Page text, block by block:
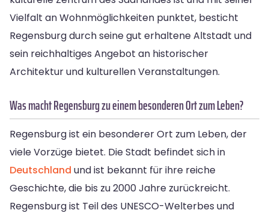
Vielfalt an Wohnmöglichkeiten punktet, besticht
Regensburg durch seine gut erhaltene Altstadt und
sein reichhaltiges Angebot an historischer
Architektur und kulturellen Veranstaltungen.
Was macht Regensburg zu einem besonderen Ort zum Leben?
Regensburg ist ein besonderer Ort zum Leben, der
viele Vorzüge bietet. Die Stadt befindet sich in
Deutschland und ist bekannt für ihre reiche
Geschichte, die bis zu 2000 Jahre zurückreicht.
Regensburg ist Teil des UNESCO-Welterbes und